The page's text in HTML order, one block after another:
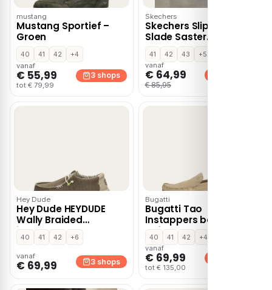
mustang
Mustang Sportief –
Groen
40 41 42
+4
vanaf
€ 55,99
tot € 79,99
3 shops
Skechers
Skechers Slip-ins
Slade Saster
Instapper blauw
41 42 43
+5
vanaf
€ 64,99
€ 85,95
Hey Dude
Hey Dude HEYDUDE
Wally Braided
instapschoenen –
Groen
40 41 42 +6
vanaf
€ 69,99 3 shops
Bugatti
Bugatti Tao
Instappers beige
Suède
40 41 42
+4
vanaf
€ 69,99
tot € 135,00